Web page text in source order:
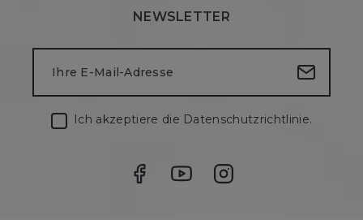
NEWSLETTER
Ich akzeptiere die Datenschutzrichtlinie.
FacebookYouTube